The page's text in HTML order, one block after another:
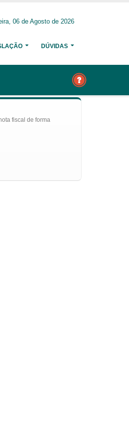
06 de Agosto de 2026
DÚVIDAS
fiscal de forma